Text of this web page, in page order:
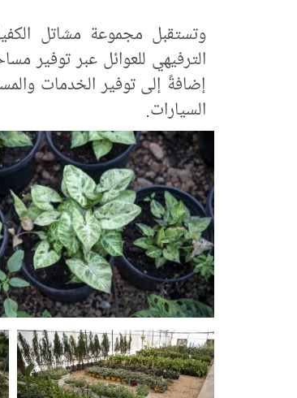
وتستقبل مجموعة مشاتل
الترفيهي للعوائل عبر توفير
إضافةً إلى توفير الخدمات
السيارات.